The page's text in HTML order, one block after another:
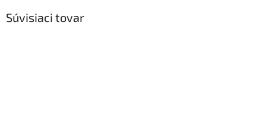
Súvisiaci tovar